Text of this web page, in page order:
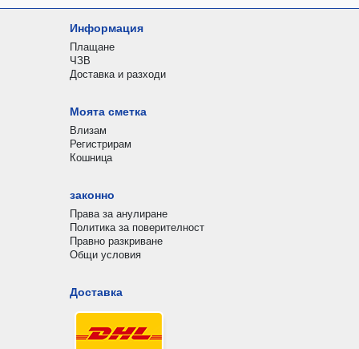
Информация
Плащане
ЧЗВ
Доставка и разходи
Моята сметка
Влизам
Регистрирам
Кошница
законно
Права за анулиране
Политика за поверителност
Правно разкриване
Общи условия
Доставка